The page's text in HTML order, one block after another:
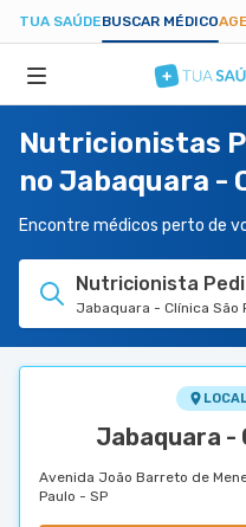
TUA SAÚDEBUSCAR MÉDICO
ESPECIALIDADES
HOSPITAIS
TUASAUDE.COM
Nutricionistas
no Jabaquara -
Encontre médicos perto de
Nutricionista
Jabaquara - Clínica São
Jabaquara -
Avenida João Barreto de
Paulo - SP